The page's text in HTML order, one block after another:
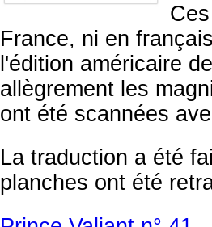
France, ni en
l'édition américaire
allègrement les
ont été scannées
La traduction a été
planches ont été